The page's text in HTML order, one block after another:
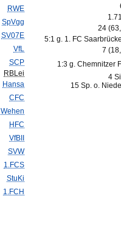
RWE
SpVgg
SV07E
VfL
SCP
RBLei
Hansa
CFC
Wehen
HFC
VfBII
SVW
1.FCS
StuKi
1.FCH
24
5:1 g. 1. FC
7
1:3 g. Chemnitzer
4
15 Sp. o.